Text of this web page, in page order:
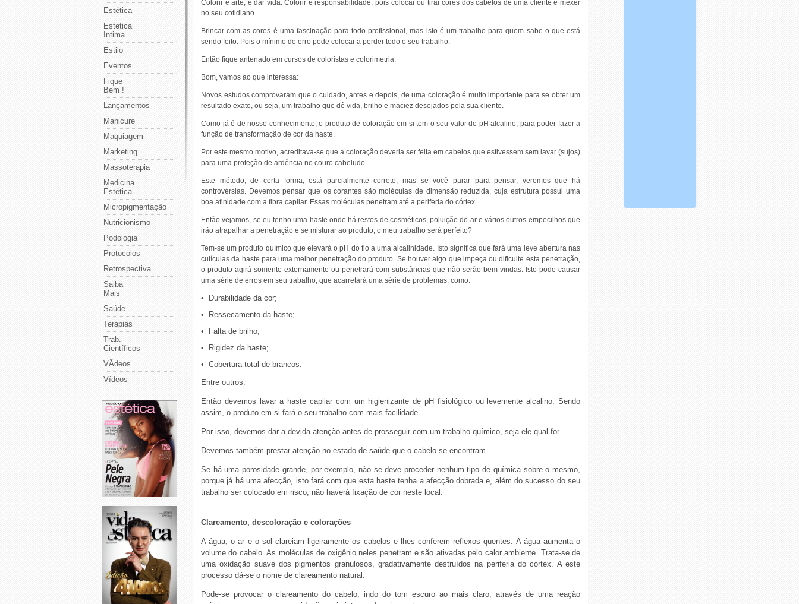
Estética
Estetica
Intima
Estilo
Eventos
Fique
Bem !
Lançamentos
Manicure
Maquiagem
Marketing
Massoterapia
Medicina
Estética
Micropigmentação
Nutricionismo
Podologia
Protocolos
Retrospectiva
Saiba
Mais
Saúde
Terapias
Trab.
Científicos
VÃ­deos
Vídeos
Colorir é arte, é dar vida. Colorir é responsabilidade, pois colocar ou tirar cores dos cabelos de uma cliente é mexer
no seu cotidiano.
Brincar com as cores é uma fascinação para todo profissional, mas isto é um trabalho para quem sabe o que está
sendo feito. Pois o mínimo de erro pode colocar a perder todo o seu trabalho.
Então fique antenado em cursos de coloristas e colorimetria.
Bom, vamos ao que interessa:
Novos estudos comprovaram que o cuidado, antes e depois, de uma coloração é muito importante para se obter um
resultado exato, ou seja, um trabalho que dê vida, brilho e maciez desejados pela sua cliente.
Como já é de nosso conhecimento, o produto de coloração em si tem o seu valor de pH alcalino, para poder fazer a
função de transformação de cor da haste.
Por este mesmo motivo, acreditava-se que a coloração deveria ser feita em cabelos que estivessem sem lavar (sujos)
para uma proteção de ardência no couro cabeludo.
Este método, de certa forma, está parcialmente correto, mas se você parar para pensar, veremos que há
controvérsias. Devemos pensar que os corantes são moléculas de dimensão reduzida, cuja estrutura possui uma
boa afinidade com a fibra capilar. Essas moléculas penetram até a periferia do córtex.
Então vejamos, se eu tenho uma haste onde há restos de cosméticos, poluição do ar e vários outros empecilhos que
irão atrapalhar a penetração e se misturar ao produto, o meu trabalho será perfeito?
Tem-se um produto químico que elevará o pH do fio a uma alcalinidade. Isto significa que fará uma leve abertura nas
cutículas da haste para uma melhor penetração do produto. Se houver algo que impeça ou dificulte esta penetração,
o produto agirá somente externamente ou penetrará com substâncias que não serão bem vindas. Isto pode causar
uma série de erros em seu trabalho, que acarretará uma série de problemas, como:
• Durabilidade da cor;
• Ressecamento da haste;
• Falta de brilho;
• Rigidez da haste;
• Cobertura total de brancos.
Entre outros:
Então devemos lavar a haste capilar com um higienizante de pH fisiológico ou levemente alcalino. Sendo
assim, o produto em si fará o seu trabalho com mais facilidade.
Por isso, devemos dar a devida atenção antes de prosseguir com um trabalho químico, seja ele qual for.
Devemos também prestar atenção no estado de saúde que o cabelo se encontram.
Se há uma porosidade grande, por exemplo, não se deve proceder nenhum tipo de química sobre o mesmo,
porque já há uma afecção, isto fará com que esta haste tenha a afecção dobrada e, além do sucesso do seu
trabalho ser colocado em risco, não haverá fixação de cor neste local.
Clareamento, descoloração e colorações
A água, o ar e o sol clareiam ligeiramente os cabelos e lhes conferem reflexos quentes. A água aumenta o
volume do cabelo. As moléculas de oxigênio neles penetram e são ativadas pelo calor ambiente. Trata-se de
uma oxidação suave dos pigmentos granulosos, gradativamente destruídos na periferia do córtex. A este
processo dá-se o nome de clareamento natural.
Pode-se provocar o clareamento do cabelo, indo do tom escuro ao mais claro, através de uma reação